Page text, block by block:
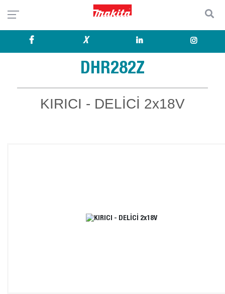
X
DHR282Z
KIRICI - DELİCİ 2x18V